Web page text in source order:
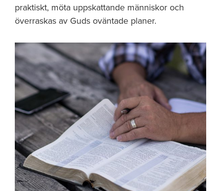
praktiskt, möta uppskattande människor och
överraskas av Guds oväntade planer.